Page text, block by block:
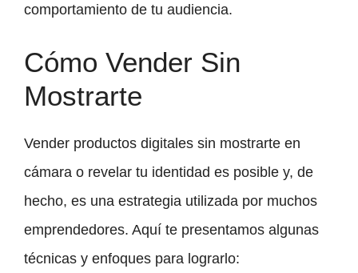
comportamiento de tu audiencia.
Cómo Vender Sin
Mostrarte
Vender productos digitales sin mostrarte en
cámara o revelar tu identidad es posible y, de
hecho, es una estrategia utilizada por muchos
emprendedores. Aquí te presentamos algunas
técnicas y enfoques para lograrlo: